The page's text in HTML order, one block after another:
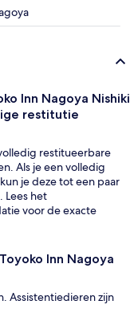
Inn Nagoya Nishiki
restitutie
restitueerbare
Als je een volledig
je deze tot een paar
Lees het
voor de exacte
Inn Nagoya
Assistentiedieren zijn